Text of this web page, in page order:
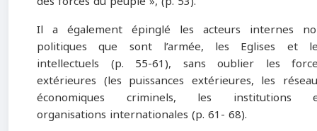
Il a également épinglé les acteurs internes
politiques que sont l’armée, les Eglises et
intellectuels (p. 55-61), sans oublier les
extérieures (les puissances extérieures, les
économiques criminels, les institutions
organisations internationales (p. 61- 68).